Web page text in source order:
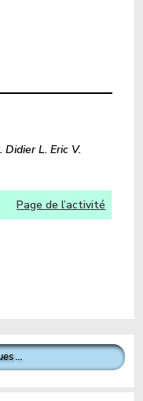
L. Eric V.
Page de l’activité
...